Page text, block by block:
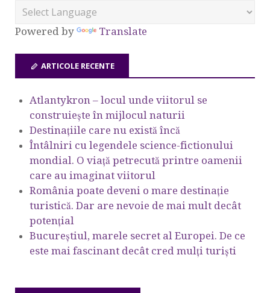
Powered by Translate
ARTICOLE RECENTE
Atlantykron – locul unde viitorul se
construiește în mijlocul naturii
Destinațiile care nu există încă
Întâlniri cu legendele science-fictionului
mondial. O viață petrecută printre oamenii
care au imaginat viitorul
România poate deveni o mare destinație
turistică. Dar are nevoie de mai mult decât
potențial
Bucureștiul, marele secret al Europei. De ce
este mai fascinant decât cred mulți turiști